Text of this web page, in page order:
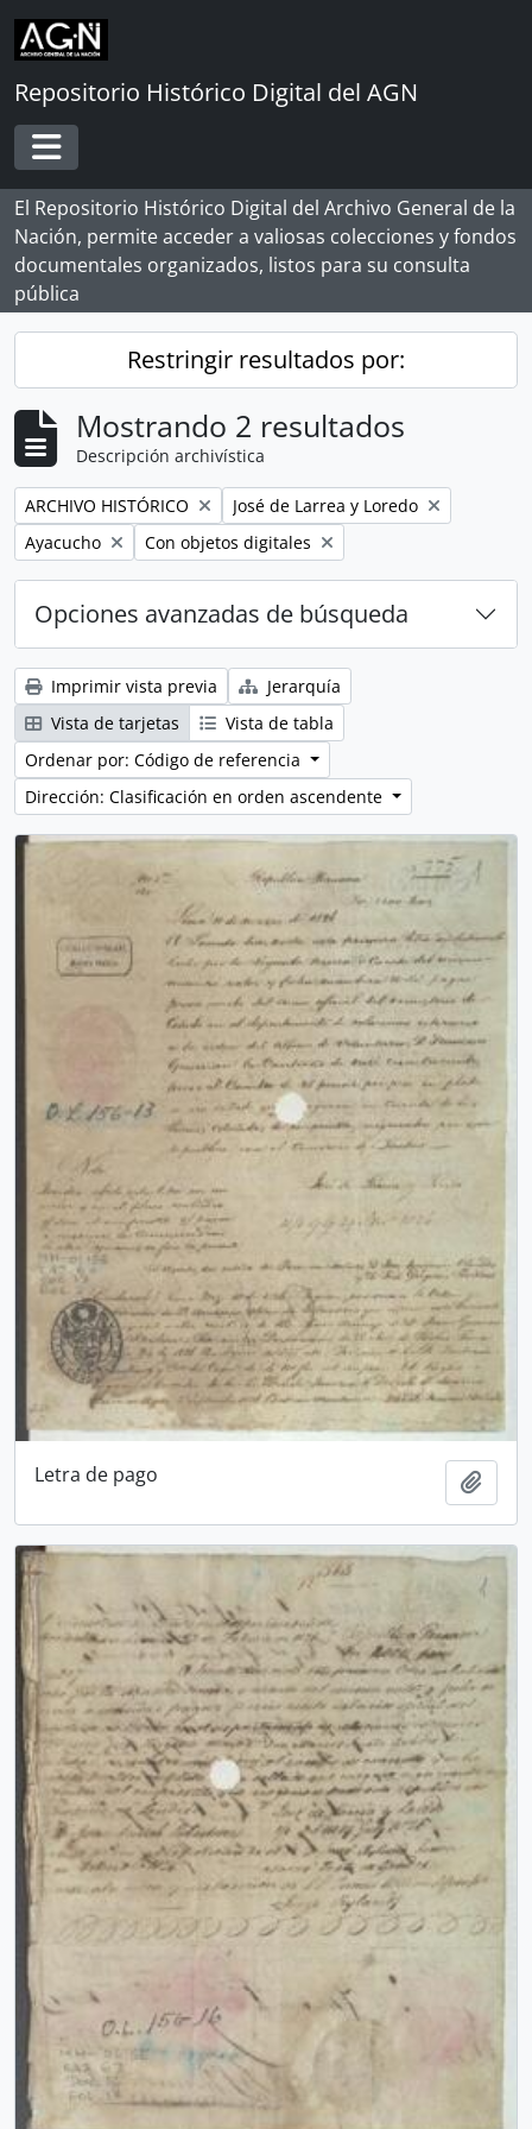
Skip to main content
Repositorio Histórico Digital del AGN
Toggle navigation
El Repositorio Histórico Digital del Archivo General de la
Nación, permite acceder a valiosas colecciones y fondos
documentales organizados, listos para su consulta
pública
Restringir resultados por:
Mostrando 2 resultados
Descripción archivística
Remove filter:
ARCHIVO HISTÓRICO Remove filter:
José de Larrea y Loredo
Remove filter:
Ayacucho Remove filter:
Con objetos digitales
Opciones avanzadas de búsqueda
Imprimir vista previa
Jerarquía
Vista de tarjetas
Vista de tabla
Ordenar por: Código de referencia
Dirección: Clasificación en orden ascendente
Letra de pago